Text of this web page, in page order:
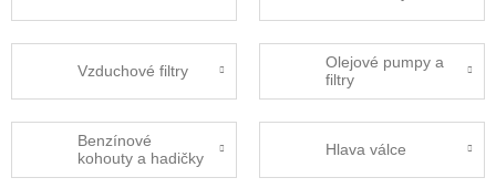
Vzduchové filtry
Olejové pumpy a
filtry
Benzínové
kohouty a hadičky
Hlava válce